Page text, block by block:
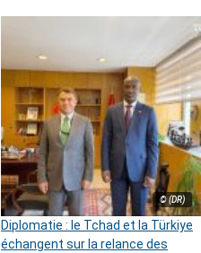
© (DR)
Diplomatie : le Tchad et la Türkiye
échangent sur la relance des